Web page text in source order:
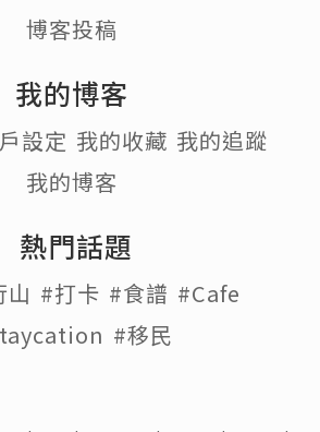
博客投稿
我的博客
設定 我的收藏 我的追蹤
我的博客
熱門話題
山 #打卡 #食譜 #Cafe
#移民